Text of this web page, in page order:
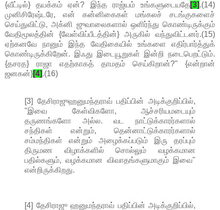
{வீட்டில்} தயக்கம் ஏன்? இந்த ராஜ்யம் உங்களுடையதே[3].(14)
முனிசிரேஷ்டரே, என் கன்னிகைகள் மங்கலச் சடங்குகளைச்
செய்துவிட்டு, அக்னி ஜுவாலைகளால் ஒளிர்ந்து கொண்டிருக்கும்
வேதிமூலத்தின் {வேள்விப்பீடத்தின்} அருகில் வந்துவிட்டனர்.(15)
ஏற்கனவே நானும் இந்த வேதிகையில் உங்களை எதிர்பார்த்துக்
கொண்டிருக்கிறேன். இஃது இடையூறுகள் இன்றி நடைபெறட்டும்.
{தசரத} ராஜா எதற்காகத் தாமதம் செய்கிறான்?" {என்றான்
ஜனகன்}[4].(16)
[3] தேசிராஜுஹனுமந்தராவ் பதிப்பின் அடிக்குறிப்பில்,
"இவை கேள்விகளோ, ஆச்சரியமடையும்
தருணங்களோ அல்ல. வட நாட்டுக்காரர்களால்
சந்திகள் என்றும், தென்னாட்டுக்காரர்களால்
சம்மந்திகள் என்றும் அழைக்கப்படும் இரு தரப்பும்
திருமண விழாக்களில் சொல்லும் வழக்கமான
பதில்களும், வழக்கமான விவாதங்களுமாகும் இவை"
என்றிருக்கிறது.
[4] தேசிராஜு ஹனுமந்தராவ் பதிப்பின் அடிக்குறிப்பில்,